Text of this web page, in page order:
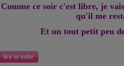
Comme ce soir c'est libre, je
qu'il me
Et un tout petit peu
lire la suite